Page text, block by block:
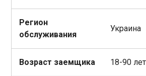
Регион
обслуживания
Украина
Возраст заемщика 18-90 лет